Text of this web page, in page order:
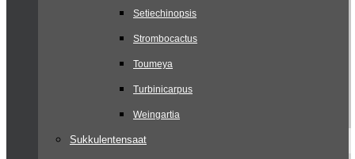
Setiechinopsis
Strombocactus
Toumeya
Turbinicarpus
Weingartia
Sukkulentensaat